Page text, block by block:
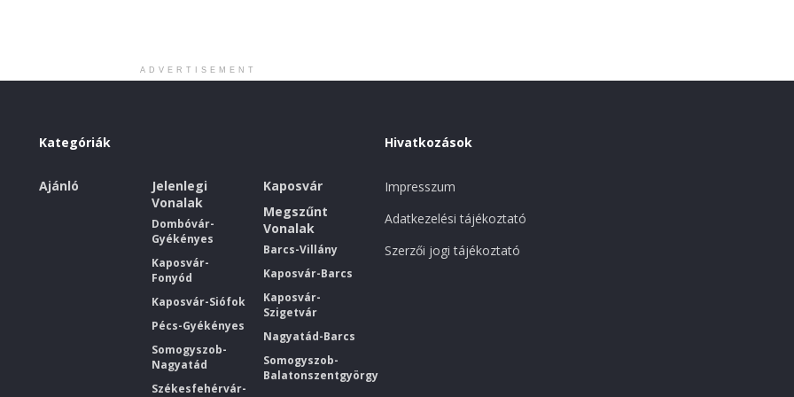
ADVERTISEMENT
Kategóriák
Ajánló
Jelenlegi
Vonalak
Dombóvár-
Gyékényes
Kaposvár-
Fonyód
Kaposvár-Siófok
Pécs-Gyékényes
Somogyszob-
Nagyatád
Székesfehérvár-
Kaposvár
Megszűnt
Vonalak
Barcs-Villány
Kaposvár-Barcs
Kaposvár-
Szigetvár
Nagyatád-Barcs
Somogyszob-
Balatonszentgyörgy
Hivatkozások
Impresszum
Adatkezelési tájékoztató
Szerzői jogi tájékoztató